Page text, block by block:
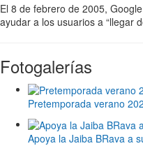
El 8 de febrero de 2005,
ayudar a los usuarios a “llegar
Fotogalerías
Pretemporada verano
Apoya la Jaiba BRava a